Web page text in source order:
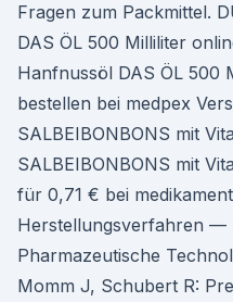
Fragen zum Packmittel.
DAS ÖL 500 Milliliter
Hanfnussöl DAS ÖL 500
bestellen bei medpex
SALBEIBONBONS mit
SALBEIBONBONS mit
für 0,71 € bei
Herstellungsverfahren —
Pharmazeutische
Momm J, Schubert R: